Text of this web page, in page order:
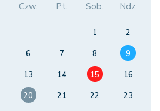
Czw. Pt. Sob. Ndz.
1
2
6 7 8
9
13 14 15
16
20 21 22
23